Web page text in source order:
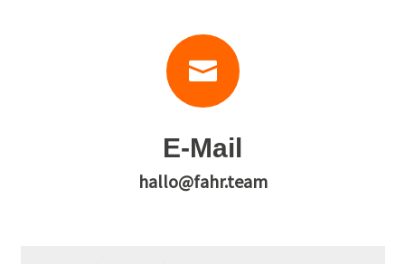

E-Mail
hallo@fahr.team